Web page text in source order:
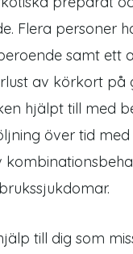
Flera personer
samt ett
av körkort på
hjälpt till med
över tid med
till dig som